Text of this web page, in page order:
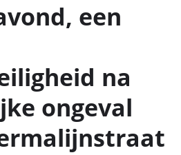
een
na
ongeval